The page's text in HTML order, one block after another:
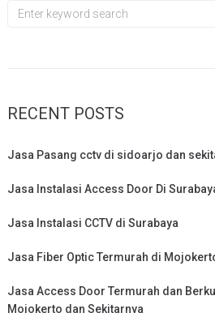
Search
RECENT POSTS
Jasa Pasang cctv di sidoarjo dan
Jasa Instalasi Access Door Di
Jasa Instalasi CCTV di Surabaya
Jasa Fiber Optic Termurah di
Jasa Access Door Termurah dan
Mojokerto dan Sekitarnya